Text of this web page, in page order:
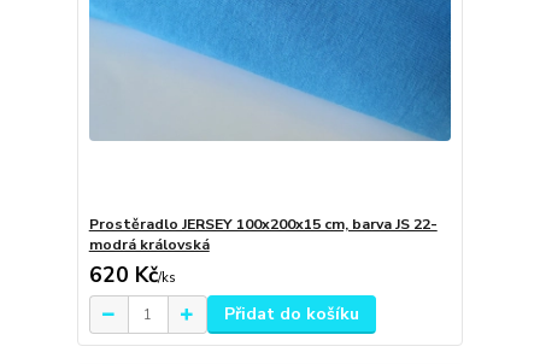
Prostěradlo JERSEY 100x200x15 cm, barva JS 22-
modrá královská
620 Kč/ks
Přidat do košíku